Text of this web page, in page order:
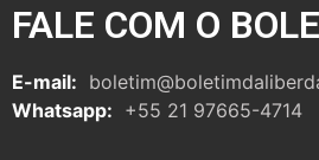
FALE COM O
E-mail:
Whatsapp: +55 21 97665-4714